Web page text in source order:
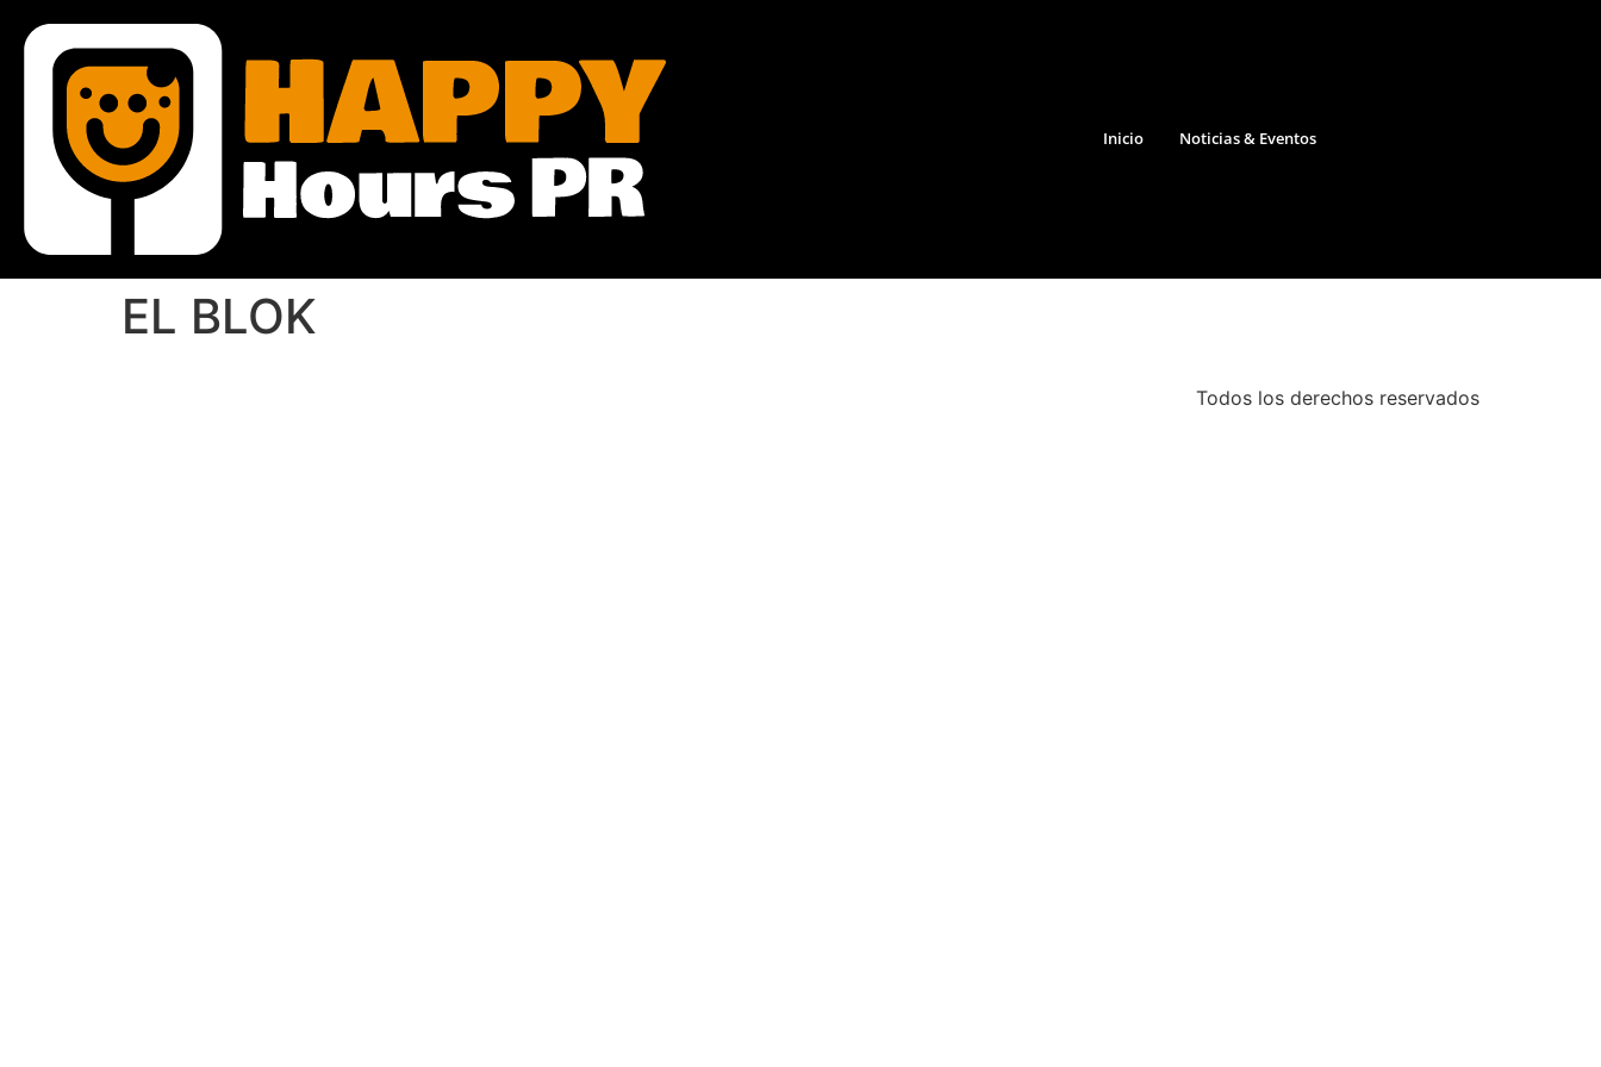
Inicio Noticias & Eventos
EL BLOK
Todos los derechos reservados